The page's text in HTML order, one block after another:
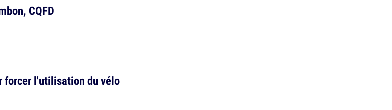
CQFD
forcer l'utilisation du vélo